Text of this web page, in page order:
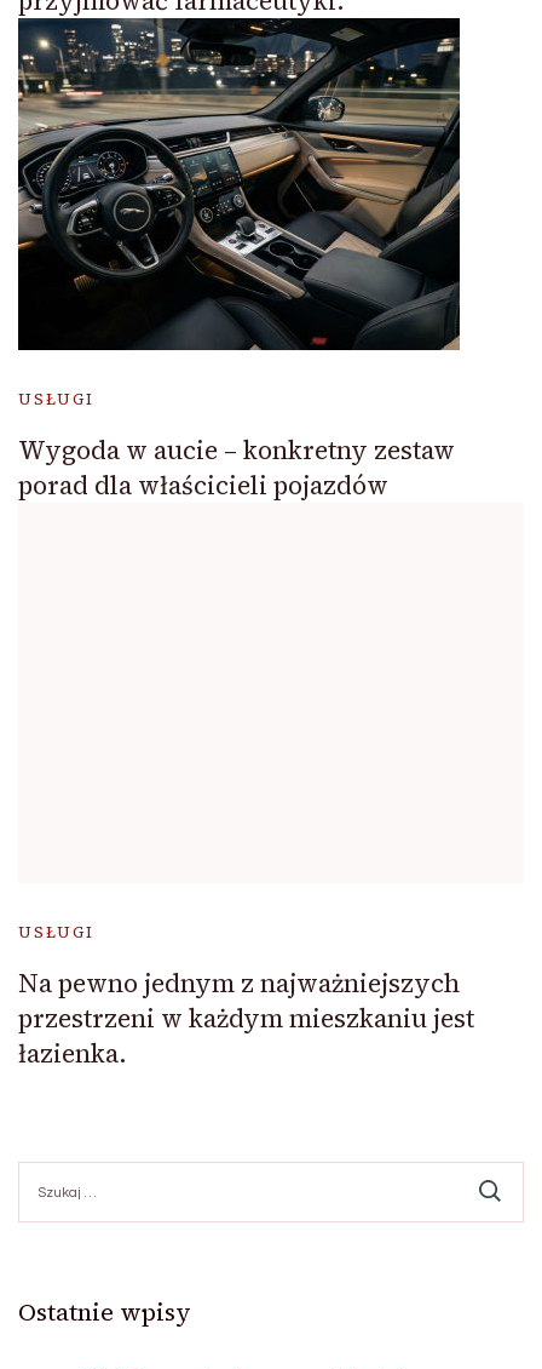
USŁUGI
Wygoda w aucie – konkretny zestaw
porad dla właścicieli pojazdów
USŁUGI
Na pewno jednym z najważniejszych
przestrzeni w każdym mieszkaniu jest
łazienka.
Ostatnie wpisy